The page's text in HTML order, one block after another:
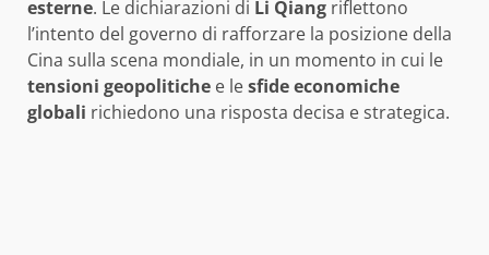
esterne. Le dichiarazioni di Li Qiang riflettono
l’intento del governo di rafforzare la posizione della
Cina sulla scena mondiale, in un momento in cui le
tensioni geopolitiche e lesfide economiche
globali richiedono una risposta decisa e strategica.